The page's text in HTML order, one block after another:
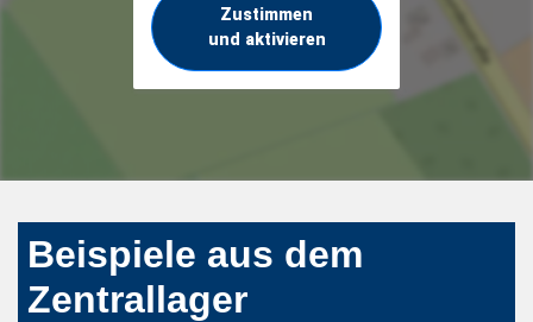
Zustimmen
und aktivieren
Beispiele aus dem
Zentrallager